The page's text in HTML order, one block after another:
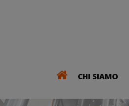
CHI SIAMO